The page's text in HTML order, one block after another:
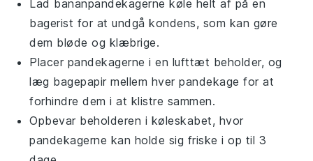
Lad bananpandekagerne køle helt af på en
bagerist for at undgå kondens, som kan gøre
dem bløde og klæbrige.
Placer pandekagerne i en lufttæt beholder, og
læg bagepapir mellem hver pandekage for at
forhindre dem i at klistre sammen.
Opbevar beholderen i køleskabet, hvor
pandekagerne kan holde sig friske i op til 3